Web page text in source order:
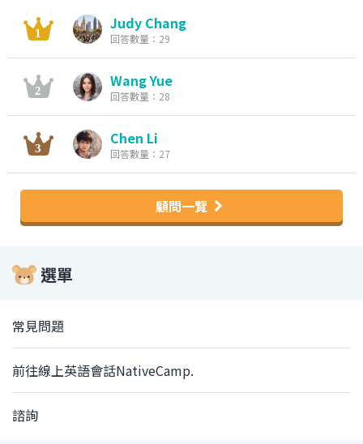
Judy Chang
回答數量：29
Wang Yue
回答數量：28
Chen Li
回答數量：27
顧問一覽
選單
常見問題
前往線上英語會話NativeCamp.
諮詢